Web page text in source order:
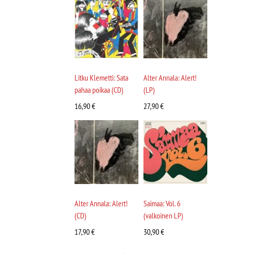
Litku Klemetti: Sata
pahaa poikaa (CD)
16,90€
Alter Annala: Alert!
(LP)
27,90€
Alter Annala: Alert!
(CD)
17,90€
Saimaa: Vol. 6
(valkoinen LP)
30,90€